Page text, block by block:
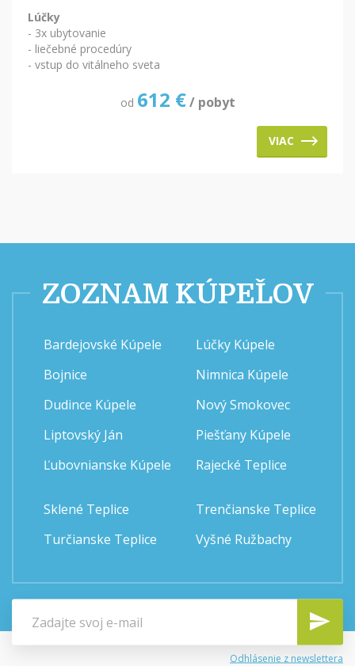
Lúčky
- 3x ubytovanie
- liečebné procedúry
- vstup do vitálneho sveta
od 612 € / pobyt
VIAC
ZOZNAM KÚPEĽOV
Bardejovské Kúpele
Bojnice
Dudince Kúpele
Liptovský Ján
Ľubovnianske Kúpele
Lúčky Kúpele
Nimnica Kúpele
Nový Smokovec
Piešťany Kúpele
Rajecké Teplice
Sklené Teplice
Turčianske Teplice
Trenčianske Teplice
Vyšné Ružbachy
Odhlásenie z newslettera